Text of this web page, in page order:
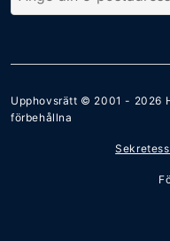
Upphovsrätt © 2001 - 2026
förbehållna